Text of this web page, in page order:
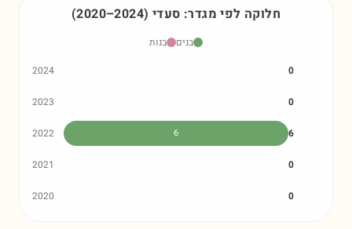
חלוקה לפי מגדר: סעדי (2020–2024)
בנים
בנות
2024
0
2023 0
2022 6 6
2021 0
2020 0